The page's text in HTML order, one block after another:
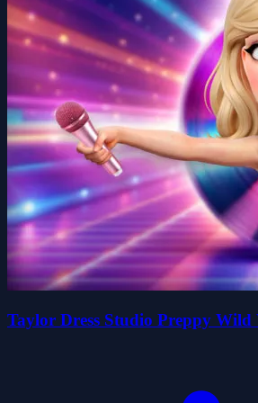
Taylor Dress Studio Preppy Wild